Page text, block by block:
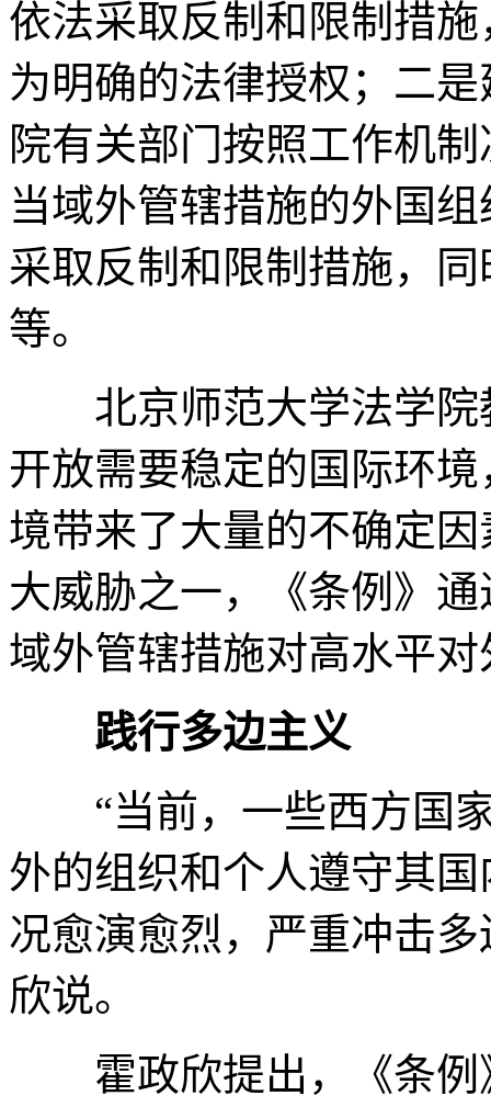
依法采取反制和限制措
为明确的法律授权；二
院有关部门按照工作机
当域外管辖措施的外国
采取反制和限制措施，
等。
北京师范大学法学院
开放需要稳定的国际环
境带来了大量的不确定
大威胁之一，《条例》
域外管辖措施对高水平
践行多边主义
“当前，一些西方国家
外的组织和个人遵守其
况愈演愈烈，严重冲击
欣说。
霍政欣提出，《条例